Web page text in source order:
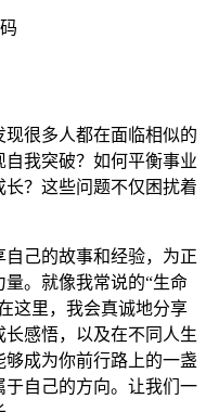
很多人都在面临相似的
我突破？如何平衡事业
？这些问题不仅困扰着
己的故事和经验，为正
。就像我常说的“生命
这里，我会真诚地分享
感悟，以及在不同人生
成为你前行路上的一盏
自己的方向。让我们一